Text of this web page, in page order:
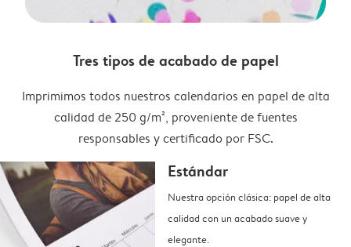
Tres tipos de acabado de papel
Imprimimos todos nuestros calendarios en papel de alta
calidad de 250 g/m², proveniente de fuentes
responsables y certificado por FSC.
Estándar
Nuestra opción clásica: papel de alta
calidad con un acabado suave y
elegante.